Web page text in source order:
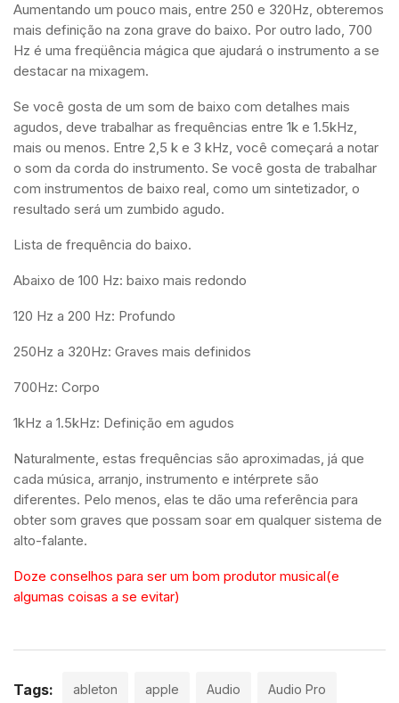
Aumentando um pouco mais, entre 250 e 320Hz, obteremos
mais definição na zona grave do baixo. Por outro lado, 700
Hz é uma freqüência mágica que ajudará o instrumento a se
destacar na mixagem.
Se você gosta de um som de baixo com detalhes mais
agudos, deve trabalhar as frequências entre 1k e 1.5kHz,
mais ou menos. Entre 2,5 k e 3 kHz, você começará a notar
o som da corda do instrumento. Se você gosta de trabalhar
com instrumentos de baixo real, como um sintetizador, o
resultado será um zumbido agudo.
Lista de frequência do baixo.
Abaixo de 100 Hz: baixo mais redondo
120 Hz a 200 Hz: Profundo
250Hz a 320Hz: Graves mais definidos
700Hz: Corpo
1kHz a 1.5kHz: Definição em agudos
Naturalmente, estas frequências são aproximadas, já que
cada música, arranjo, instrumento e intérprete são
diferentes. Pelo menos, elas te dão uma referência para
obter som graves que possam soar em qualquer sistema de
alto-falante.
Doze conselhos para ser um bom produtor musical(e
algumas coisas a se evitar)
Tags: ableton apple Audio Audio Pro